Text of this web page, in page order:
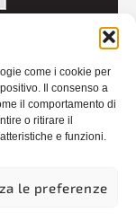
come i cookie per
Il consenso a
il comportamento di
o ritirare il
e funzioni.
le preferenze